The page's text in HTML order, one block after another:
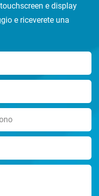
e display
e riceverete una